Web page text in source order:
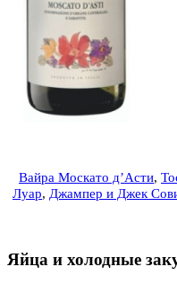
Вайра Москато д’Асти,
Луар, Джампер и Джек
Яйца и холодные